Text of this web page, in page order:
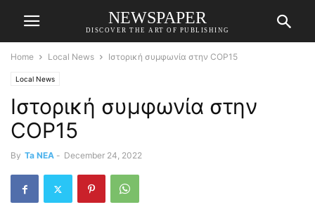
NEWSPAPER
DISCOVER THE ART OF PUBLISHING
Home Local News Ιστορική συμφωνία στην COP15
Local News
Ιστορική συμφωνία στην
COP15
By Ta NEA - December 24, 2022